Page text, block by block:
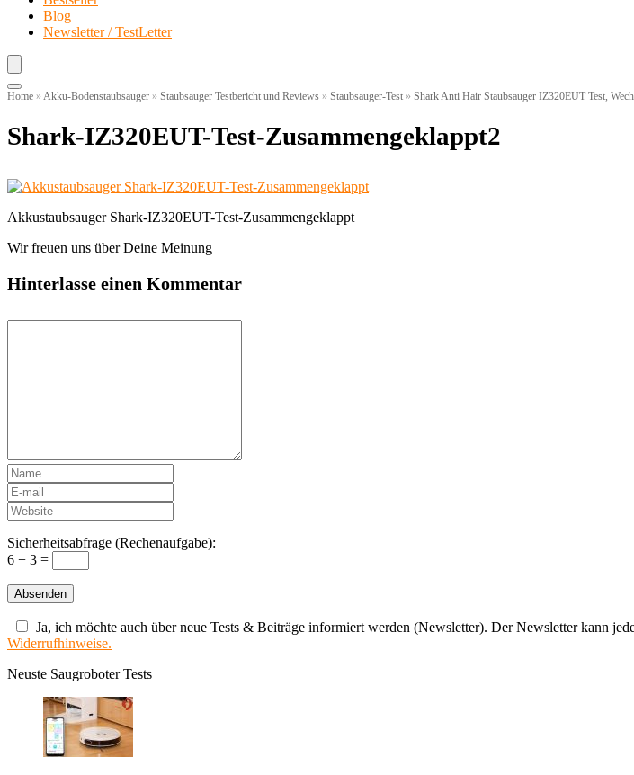
Blog
Newsletter / TestLetter
Home »Akku-Bodenstaubsauger » Staubsauger Testbericht und Reviews » Staubsauger-Test » Shark Anti Hair Staubsauger IZ320EUT Test,
Shark-IZ320EUT-Test-Zusammengeklappt2
Akkustaubsauger Shark-IZ320EUT-Test-Zusammengeklappt
Wir freuen uns über Deine Meinung
Hinterlasse einen Kommentar
Sicherheitsabfrage (Rechenaufgabe):
6 + 3 =
Ja, ich möchte auch über neue Tests & Beiträge informiert werden (Newsletter). Der Newsletter kann
Widerrufhinweise.
Neuste Saugroboter Tests